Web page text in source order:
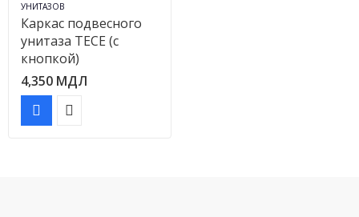
УНИТАЗОВ
Каркас подвесного
унитаза TECE (с
кнопкой)
4,350 МДЛ